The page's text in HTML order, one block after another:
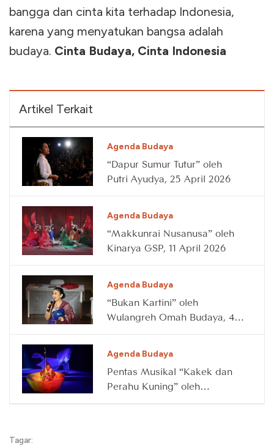
bangga dan cinta kita terhadap Indonesia,
karena yang menyatukan bangsa adalah
budaya. Cinta Budaya, Cinta Indonesia
Artikel Terkait
Agenda Budaya
“Dapur Sumur Tutur” oleh
Putri Ayudya, 25 April 2026
Agenda Budaya
“Makkunrai Nusanusa” oleh
Kinarya GSP, 11 April 2026
Agenda Budaya
“Bukan Kartini” oleh
Wulangreh Omah Budaya, 4
Agenda Budaya
Pentas Musikal “Kakek dan
Perahu Kuning” oleh
Tagar: